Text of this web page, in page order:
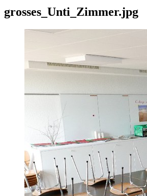
grosses_Unti_Zimmer.jpg